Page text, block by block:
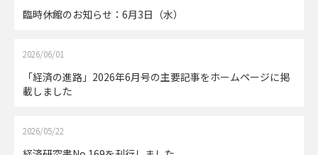
臨時休館のお知らせ：6月3日（水）
2026/06/01
「経済の進路」2026年6月号の主要記事をホームページに掲
載しました
2026/05/22